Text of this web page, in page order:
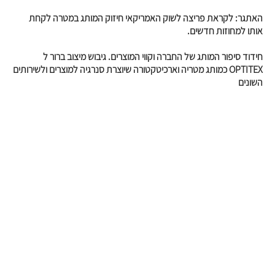
האתגר: לקראת פריצה לשוק האמריקאי חיזוק המותג במטרה לקחת
אותו למחוזות חדשים.
חידוד סיפור המותג של החברה וקווי המוצרים. גיבוש מיצוב ברור ל
OPTITEX כמותג מטריה וארכיטקטורה שיוצרת סנרגיה למוצרים ולשירותים
השונים